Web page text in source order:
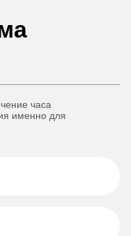
часа
именно для